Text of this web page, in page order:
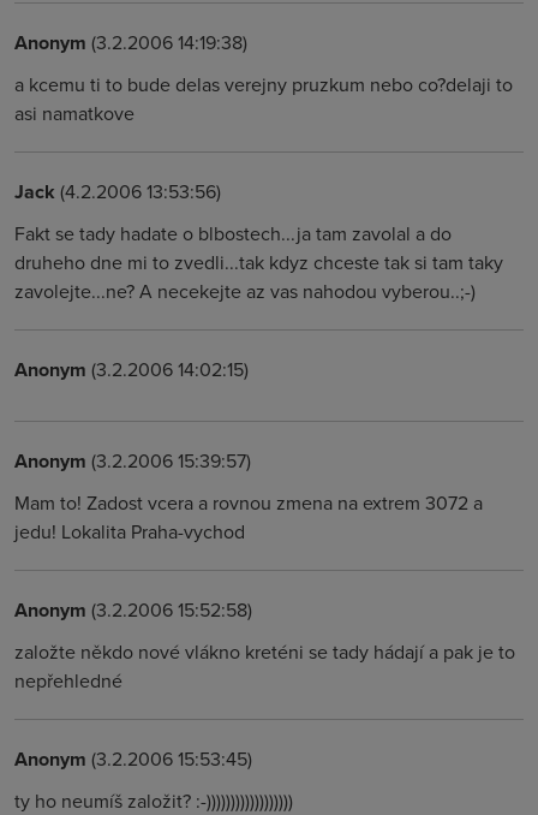
Anonym (3.2.2006 14:19:38)
a kcemu ti to bude delas verejny pruzkum nebo co?delaji to
asi namatkove
Jack (4.2.2006 13:53:56)
Fakt se tady hadate o blbostech...ja tam zavolal a do
druheho dne mi to zvedli...tak kdyz chceste tak si tam taky
zavolejte...ne? A necekejte az vas nahodou vyberou..;-)
Anonym (3.2.2006 14:02:15)
Anonym (3.2.2006 15:39:57)
Mam to! Zadost vcera a rovnou zmena na extrem 3072 a
jedu! Lokalita Praha-vychod
Anonym (3.2.2006 15:52:58)
založte někdo nové vlákno kreténi se tady hádají a pak je to
nepřehledné
Anonym (3.2.2006 15:53:45)
ty ho neumíš založit? :-))))))))))))))))))